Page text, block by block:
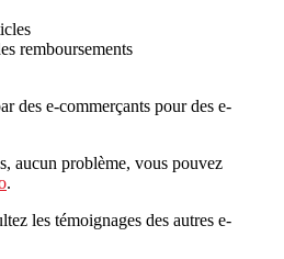
remboursements
des e-commerçants pour des e-
aucun problème, vous pouvez
.
les témoignages des autres e-